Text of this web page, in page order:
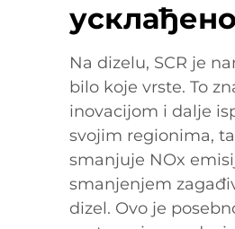
Na dizelu, SCR je
bilo koje vrste. To
inovacijom i dalje
svojim regionima,
smanjuje NOx
smanjenjem
dizel. Ovo je